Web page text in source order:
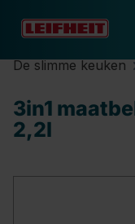
Ga naar de
De slimme keuken
3in1
2,2l